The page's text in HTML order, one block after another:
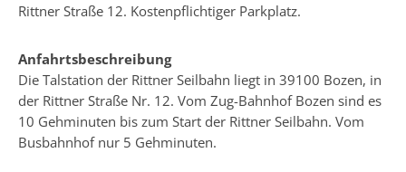
Rittner Straße 12. Kostenpflichtiger Parkplatz.
Anfahrtsbeschreibung
Die Talstation der Rittner Seilbahn liegt in 39100 Bozen, in
der Rittner Straße Nr. 12. Vom Zug-Bahnhof Bozen sind es
10 Gehminuten bis zum Start der Rittner Seilbahn. Vom
Busbahnhof nur 5 Gehminuten.